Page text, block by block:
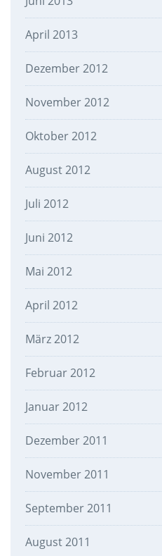
April 2013
Dezember 2012
November 2012
Oktober 2012
August 2012
Juli 2012
Juni 2012
Mai 2012
April 2012
März 2012
Februar 2012
Januar 2012
Dezember 2011
November 2011
September 2011
August 2011